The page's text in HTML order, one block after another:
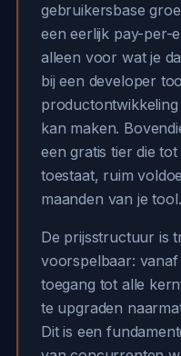
gebruikersbase
een eerlijk pay-per-
alleen voor wat je
bij een developer
kan maken.
een gratis tier die
toestaat, ruim
maanden van je tool.
De prijsstructuur is
voorspelbaar:
toegang tot alle
te upgraden
Dit is een